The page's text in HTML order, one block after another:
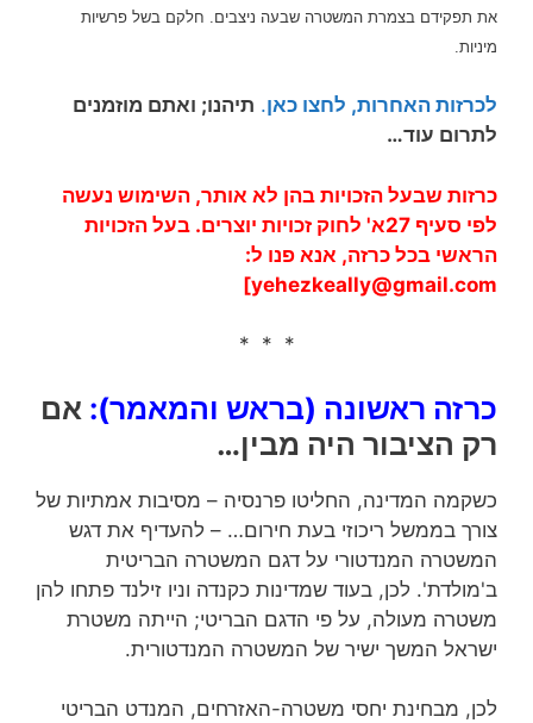
את תפקידם בצמרת המשטרה שבעה ניצבים. חלקם בשל פרשיות
מיניות.
לכרזות האחרות, לחצו כאן. תיהנו; ואתם מוזמנים
לתרום עוד…
כרזות שבעל הזכויות בהן לא אותר, השימוש נעשה
לפי סעיף 27א' לחוק זכויות יוצרים. בעל הזכויות
הראשי בכל כרזה, אנא פנו ל:
yehezkeally@gmail.com
]
* * *
כרזה ראשונה (בראש והמאמר): אם
רק הציבור היה מבין…
כשקמה המדינה, החליטו פרנסיה – מסיבות אמתיות של
צורך בממשל ריכוזי בעת חירום… – להעדיף את דגש
המשטרה המנדטורי על דגם המשטרה הבריטית
ב'מולדת'. לכן, בעוד שמדינות כקנדה וניו זילנד פתחו להן
משטרה מעולה, על פי הדגם הבריטי; הייתה משטרת
ישראל המשך ישיר של המשטרה המנדטורית.
לכן, מבחינת יחסי משטרה-האזרחים, המנדט הבריטי